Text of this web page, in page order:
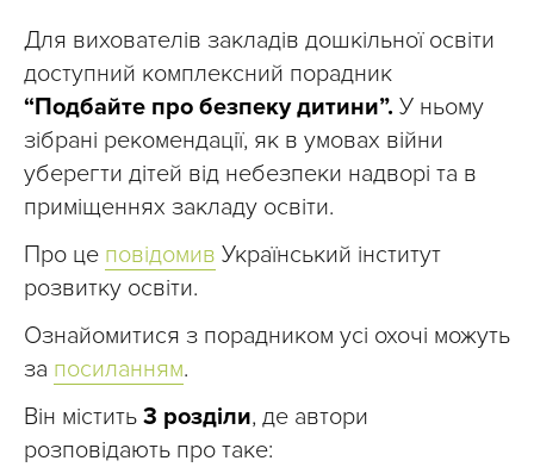
Для вихователів закладів дошкільної освіти
доступний комплексний порадник
“Подбайте про безпеку дитини”. У ньому
зібрані рекомендації, як в умовах війни
уберегти дітей від небезпеки надворі та в
приміщеннях закладу освіти.
Про це повідомив Український інститут
розвитку освіти.
Ознайомитися з порадником усі охочі можуть
за посиланням.
Він містить 3 розділи, де автори
розповідають про таке: